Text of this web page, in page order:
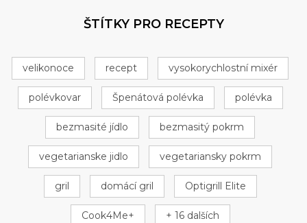
ŠTÍTKY PRO RECEPTY
velikonoce recept vysokorychlostní mixér
polévkovar Špenátová polévka polévka
bezmasité jídlo bezmasitý pokrm
vegetarianske jidlo vegetariansky pokrm
gril domácí gril Optigrill Elite
Cook4Me+ + 16 dalších